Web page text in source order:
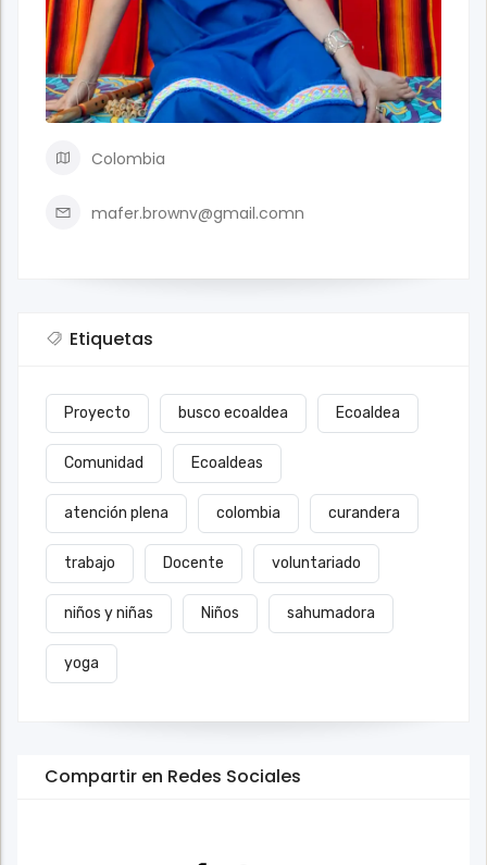
Colombia
mafer.brownv@gmail.comn
Etiquetas
Proyecto busco ecoaldea Ecoaldea
Comunidad Ecoaldeas
atención plena colombia curandera
trabajo Docente voluntariado
niños y niñas Niños sahumadora
yoga
Compartir en Redes Sociales